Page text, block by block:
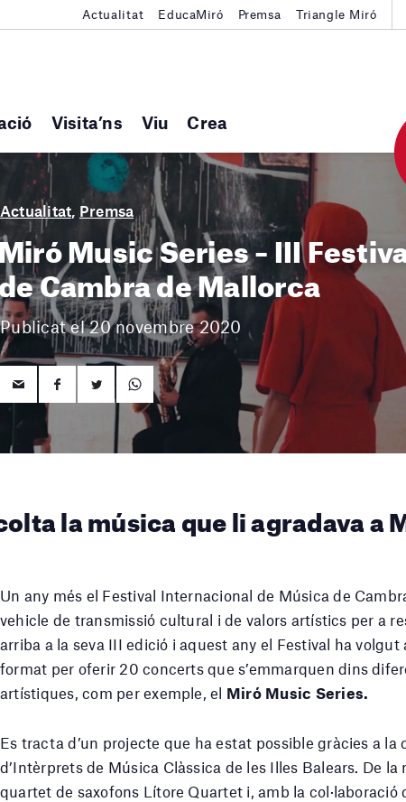
Visita’ns Viu Crea
Actualitat EducaMiró Premsa Triangle Miró
Actualitat, Premsa
Music Series – III
Cambra de Mallorca
Publicat el 20 novembre 2020
la música que li agradava a
Un any més el Festival Internacional de Música de
vehicle de transmissió cultural i de valors artístics per a
arriba a la seva III edició i aquest any el Festival ha
format per oferir 20 concerts que s’emmarquen dins
artístiques, com per exemple, el Miró Music Series.
Es tracta d’un projecte que ha estat possible gràcies a la
d’Intèrprets de Música Clàssica de les Illes Balears. De
quartet de saxofons Lítore Quartet i, amb la col·laboració